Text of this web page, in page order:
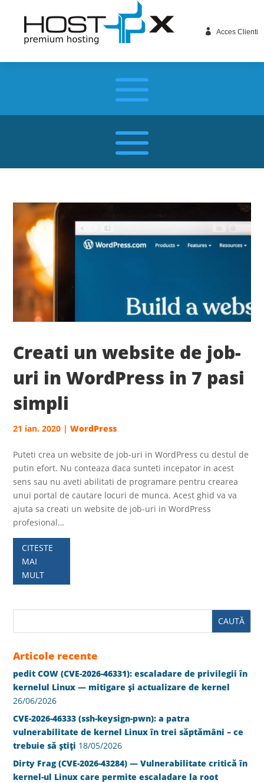
 Acces Clienti
Creati un website de job-
uri in WordPress in 7 pasi
simpli
21 ian. 2020 |WordPress
Puteti crea un website de job-uri in WordPress cu destul de
putin efort. Nu conteaza daca sunteti incepator in acest
sens sau nu aveti abilitati de programare pentru crearea
unui portal de cautare locuri de munca. Acest ghid va va
ajuta sa creati un website de job-uri in WordPress
profesional…
CITESTE
MAI
MULT
Articole recente
pedit COW (CVE-2026-46331): escaladare de privilegii în
kernelul Linux — mitigare și actualizare de kernel
26/06/2026
CVE-2026-46333 (ssh-keysign-pwn): a patra
vulnerabilitate de kernel Linux în trei săptămâni – ce
trebuie să știți 18/05/2026
Dirty Frag (CVE-2026-43284) — Vulnerabilitate critică în
kernel-ul Linux care permite escaladare la root